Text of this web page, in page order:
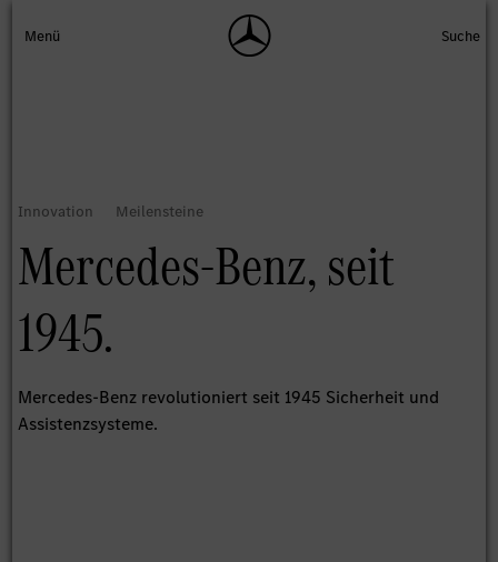
Mercedes‑Benz, seit
1945.
Mercedes-Benz revolutioniert seit 1945 Sicherheit und
Assistenzsysteme.